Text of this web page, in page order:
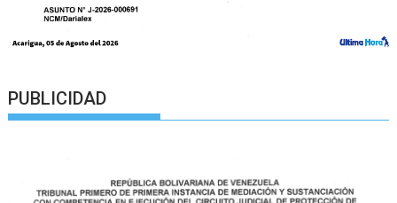
PUBLICIDAD